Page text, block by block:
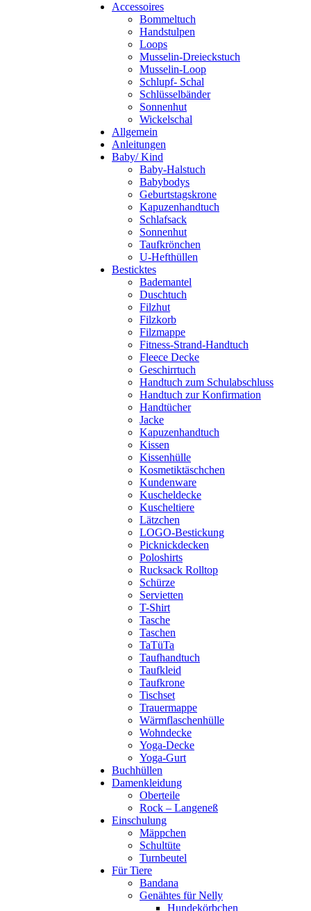
Accessoires
Bommeltuch
Handstulpen
Loops
Musselin-Dreieckstuch
Musselin-Loop
Schlupf- Schal
Schlüsselbänder
Sonnenhut
Wickelschal
Allgemein
Anleitungen
Baby/ Kind
Baby-Halstuch
Babybodys
Geburtstagskrone
Kapuzenhandtuch
Schlafsack
Sonnenhut
Taufkrönchen
U-Hefthüllen
Besticktes
Bademantel
Duschtuch
Filzhut
Filzkorb
Filzmappe
Fitness-Strand-Handtuch
Fleece Decke
Geschirrtuch
Handtuch zum Schulabschluss
Handtuch zur Konfirmation
Handtücher
Jacke
Kapuzenhandtuch
Kissen
Kissenhülle
Kosmetiktäschchen
Kundenware
Kuscheldecke
Kuscheltiere
Lätzchen
LOGO-Bestickung
Picknickdecken
Poloshirts
Rucksack Rolltop
Schürze
Servietten
T-Shirt
Tasche
Taschen
TaTüTa
Taufhandtuch
Taufkleid
Taufkrone
Tischset
Trauermappe
Wärmflaschenhülle
Wohndecke
Yoga-Decke
Yoga-Gurt
Buchhüllen
Damenkleidung
Oberteile
Rock – Langeneß
Einschulung
Mäppchen
Schultüte
Turnbeutel
Für Tiere
Bandana
Genähtes für Nelly
Hundekörbchen